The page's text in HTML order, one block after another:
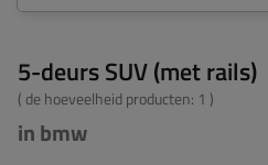
5-deurs SUV (met rails)
( de hoeveelheid producten: 1 )
in bmw